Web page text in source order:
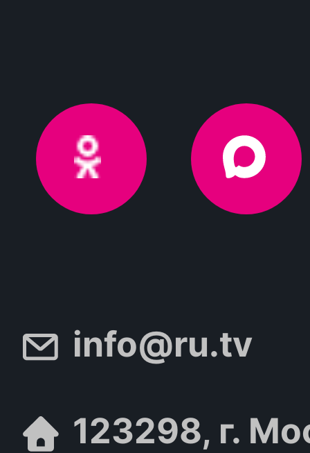
info@ru.tv
123298, г.